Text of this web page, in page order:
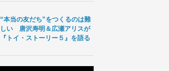
“本当の友だち”をつくるのは難
しい 唐沢寿明＆広瀬アリスが
『トイ・ストーリー５』を語る